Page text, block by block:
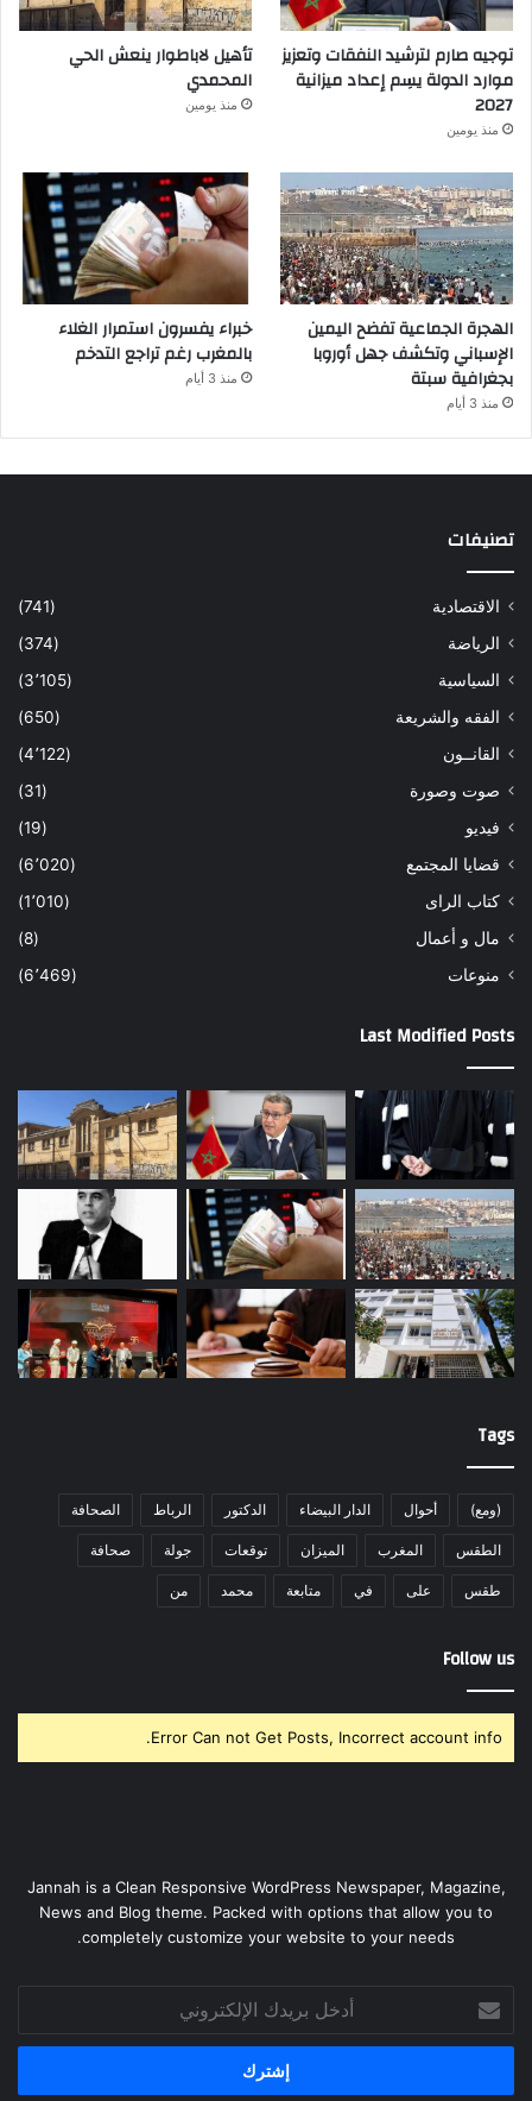
توجيه صارم لترشيد النفقات وتعزيز
موارد الدولة يسِم إعداد ميزانية
2027
منذ يومين
تأهيل لاباطوار ينعش الحي
المحمدي
منذ يومين
الهجرة الجماعية تفضح اليمين
الإسباني وتكشف جهل أوروبا
بجغرافية سبتة
منذ 3 أيام
خبراء يفسرون استمرار الغلاء
بالمغرب رغم تراجع التدخم
منذ 3 أيام
تصنيفات
الاقتصادية
(741)
الرياضة
(374)
السياسية
(3٬105)
الفقه والشريعة
(650)
القانــون
(4٬122)
صوت وصورة
(31)
فيديو
(19)
قضايا المجتمع
(6٬020)
كتاب الراى
(1٬010)
مال و أعمال
(8)
منوعات
(6٬469)
Last Modified Posts
Tags
(ومع) أحوال الدار البيضاء الدكتور الرباط الصحافة
الطقس المغرب الميزان توقعات جولة صحافة
طقس على في متابعة محمد من
Follow us
Error Can not Get Posts, Incorrect account info.
Jannah is a Clean Responsive WordPress Newspaper, Magazine,
News and Blog theme. Packed with options that allow you to
completely customize your website to your needs.
بريدك
الإلكتروني